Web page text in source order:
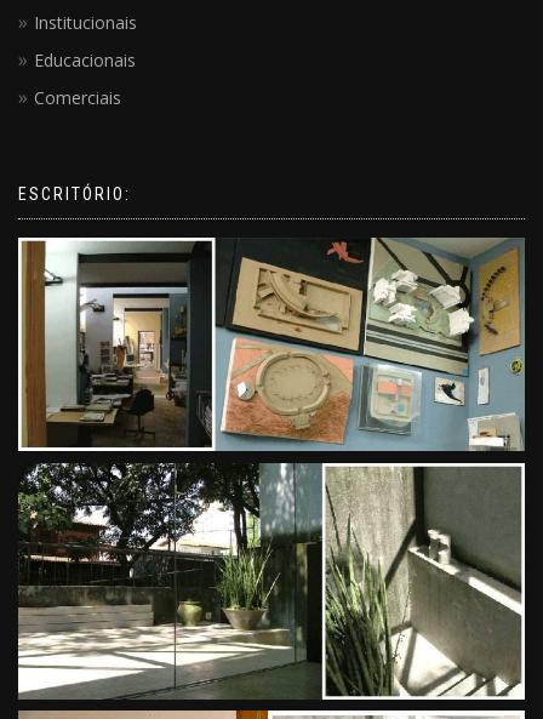
Institucionais
Educacionais
Comerciais
ESCRITÓRIO: